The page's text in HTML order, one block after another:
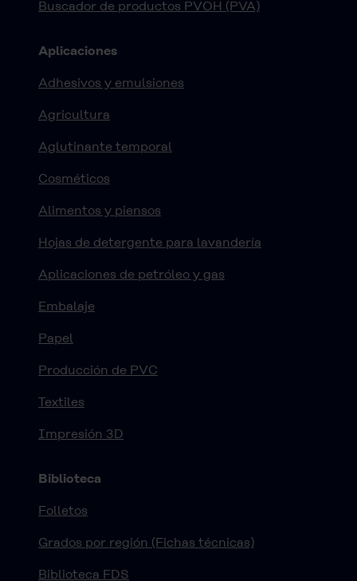
Buscador de productos PVOH (PVA)
Aplicaciones
Adhesivos y emulsiones
Agricultura
Aglutinante temporal
Cosméticos
Alimentos y piensos
Hojas de detergente para lavandería
Aplicaciones de petróleo y gas
Embalaje
Papel
Producción de PVC
Textiles
Impresión 3D
Biblioteca
Folletos
Grados por región (Fichas técnicas)
Biblioteca FDS